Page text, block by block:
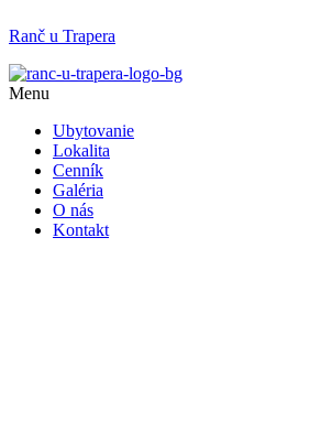
Ranč u Trapera
Menu
Ubytovanie
Lokalita
Cenník
Galéria
O nás
Kontakt